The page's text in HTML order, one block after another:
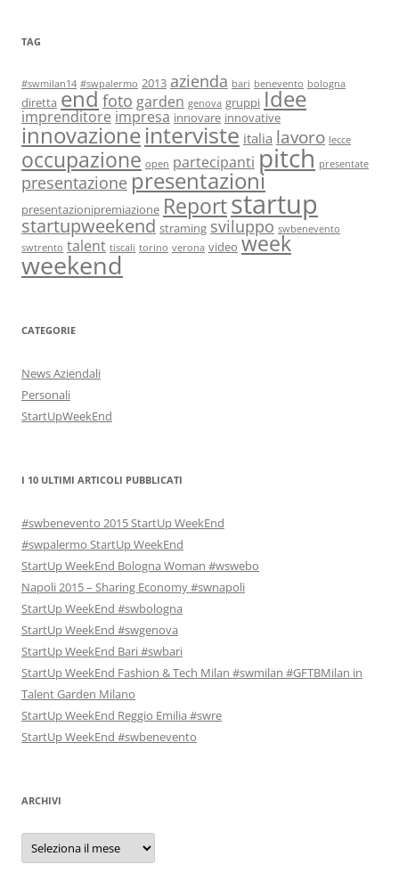
TAG
#swmilan14 #swpalermo 2013 azienda bari benevento bologna
diretta endfoto garden genova gruppi Idee
imprenditore impresa innovare innovative
innovazioneinterviste italia lavoro lecce
occupazione open partecipanti pitch presentate
presentazione presentazioni
presentazionipremiazione Reportstartup
startupweekend straming sviluppo swbenevento
swtrento talent tiscali torino verona video week
weekend
CATEGORIE
News Aziendali
Personali
StartUpWeekEnd
I 10 ULTIMI ARTICOLI PUBBLICATI
#swbenevento 2015 StartUp WeekEnd
#swpalermo StartUp WeekEnd
StartUp WeekEnd Bologna Woman #wswebo
Napoli 2015 – Sharing Economy #swnapoli
StartUp WeekEnd #swbologna
StartUp WeekEnd #swgenova
StartUp WeekEnd Bari #swbari
StartUp WeekEnd Fashion & Tech Milan #swmilan #GFTBMilan in
Talent Garden Milano
StartUp WeekEnd Reggio Emilia #swre
StartUp WeekEnd #swbenevento
ARCHIVI
Archivi